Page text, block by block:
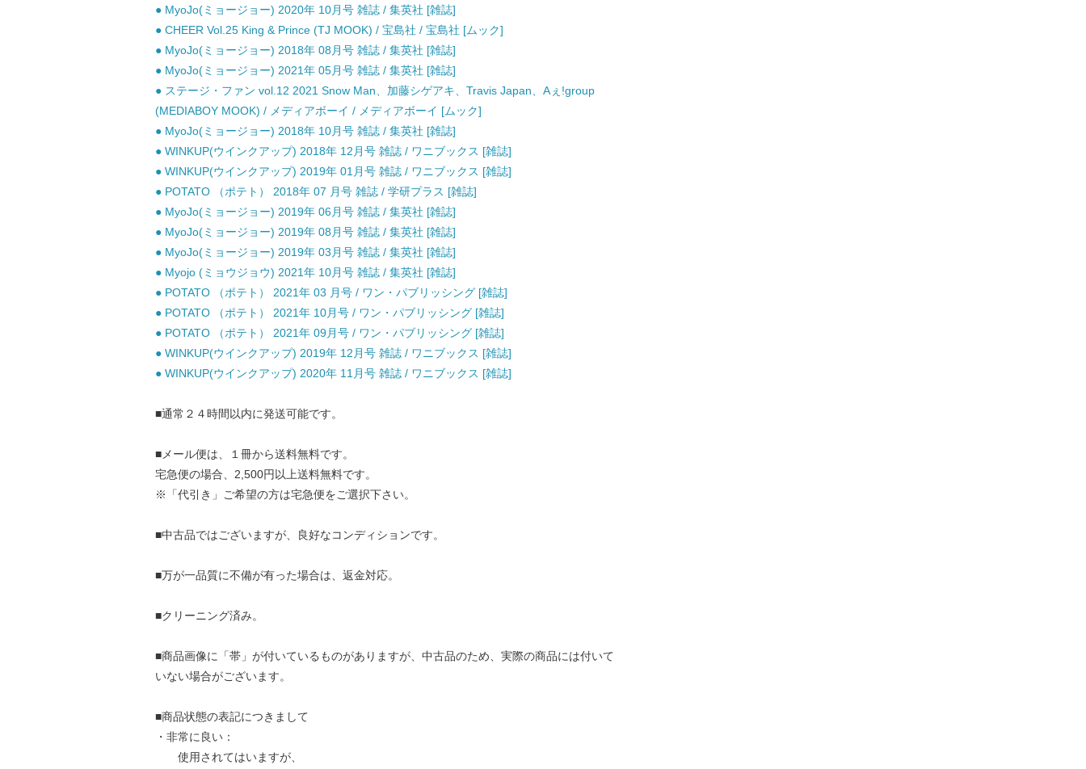
● MyoJo(ミョージョー) 2020年 10月号 雑誌 / 集英社 [雑誌]
● CHEER Vol.25 King & Prince (TJ MOOK) / 宝島社 / 宝島社 [ムック]
● MyoJo(ミョージョー) 2018年 08月号 雑誌 / 集英社 [雑誌]
● MyoJo(ミョージョー) 2021年 05月号 雑誌 / 集英社 [雑誌]
● ステージ・ファン vol.12 2021 Snow Man、加藤シゲアキ、Travis Japan、Aぇ!group
(MEDIABOY MOOK) / メディアボーイ / メディアボーイ [ムック]
● MyoJo(ミョージョー) 2018年 10月号 雑誌 / 集英社 [雑誌]
● WINKUP(ウインクアップ) 2018年 12月号 雑誌 / ワニブックス [雑誌]
● WINKUP(ウインクアップ) 2019年 01月号 雑誌 / ワニブックス [雑誌]
● POTATO （ポテト） 2018年 07 月号 雑誌 / 学研プラス [雑誌]
● MyoJo(ミョージョー) 2019年 06月号 雑誌 / 集英社 [雑誌]
● MyoJo(ミョージョー) 2019年 08月号 雑誌 / 集英社 [雑誌]
● MyoJo(ミョージョー) 2019年 03月号 雑誌 / 集英社 [雑誌]
● Myojo (ミョウジョウ) 2021年 10月号 雑誌 / 集英社 [雑誌]
● POTATO （ポテト） 2021年 03 月号 / ワン・パブリッシング [雑誌]
● POTATO （ポテト） 2021年 10月号 / ワン・パブリッシング [雑誌]
● POTATO （ポテト） 2021年 09月号 / ワン・パブリッシング [雑誌]
● WINKUP(ウインクアップ) 2019年 12月号 雑誌 / ワニブックス [雑誌]
● WINKUP(ウインクアップ) 2020年 11月号 雑誌 / ワニブックス [雑誌]
■通常２４時間以内に発送可能です。
■メール便は、１冊から送料無料です。
宅急便の場合、2,500円以上送料無料です。
※「代引き」ご希望の方は宅急便をご選択下さい。
■中古品ではございますが、良好なコンディションです。
■万が一品質に不備が有った場合は、返金対応。
■クリーニング済み。
■商品画像に「帯」が付いているものがありますが、中古品のため、実際の商品には付いて
いない場合がございます。
■商品状態の表記につきまして
・非常に良い：
使用されてはいますが、